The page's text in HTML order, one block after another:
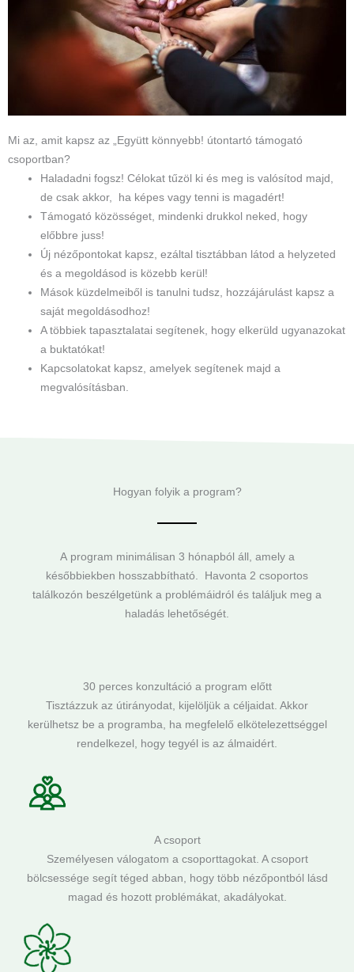
Mi az, amit kapsz az „Együtt könnyebb! útontartó támogató
csoportban?
Haladadni fogsz! Célokat tűzöl ki és meg is valósítod majd,
de csak akkor, ha képes vagy tenni is magadért!
Támogató közösséget, mindenki drukkol neked, hogy
előbbre juss!
Új nézőpontokat kapsz, ezáltal tisztábban látod a helyzeted
és a megoldásod is közebb kerül!
Mások küzdelmeiből is tanulni tudsz, hozzájárulást kapsz a
saját megoldásodhoz!
A többiek tapasztalatai segítenek, hogy elkerüld ugyanazokat
a buktatókat!
Kapcsolatokat kapsz, amelyek segítenek majd a
megvalósításban.
Hogyan folyik a program?
A program minimálisan 3 hónapból áll, amely a
későbbiekben hosszabbítható. Havonta 2 csoportos
találkozón beszélgetünk a problémáidról és találjuk meg a
haladás lehetőségét.
30 perces konzultáció a program előtt
Tisztázzuk az útirányodat, kijelöljük a céljaidat. Akkor
kerülhetsz be a programba, ha megfelelő elkötelezettséggel
rendelkezel, hogy tegyél is az álmaidért.
A csoport
Személyesen válogatom a csoporttagokat. A csoport
bölcsessége segít téged abban, hogy több nézőpontból lásd
magad és hozott problémákat, akadályokat.